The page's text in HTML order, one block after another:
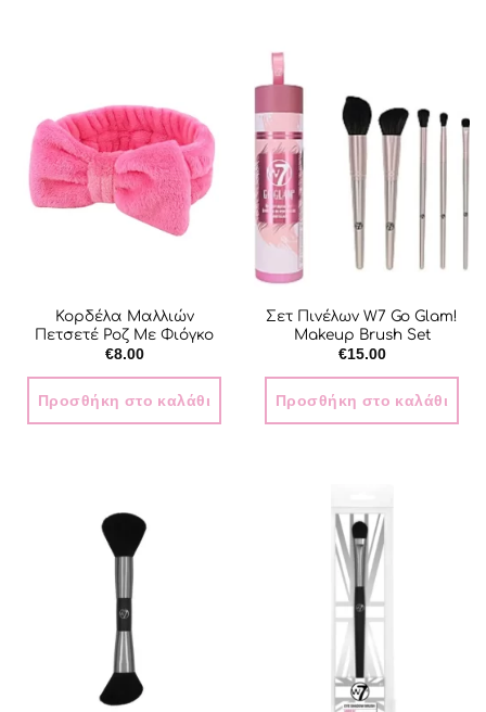
Κορδέλα Μαλλιών
Πετσετέ Ροζ Με Φιόγκο
€8.00
Προσθήκη στο καλάθι
Σετ Πινέλων W7 Go Glam!
Makeup Brush Set
€15.00
Προσθήκη στο καλάθι